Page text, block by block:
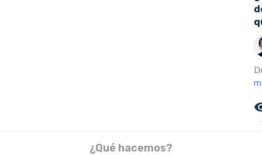
¿Qué hacemos?